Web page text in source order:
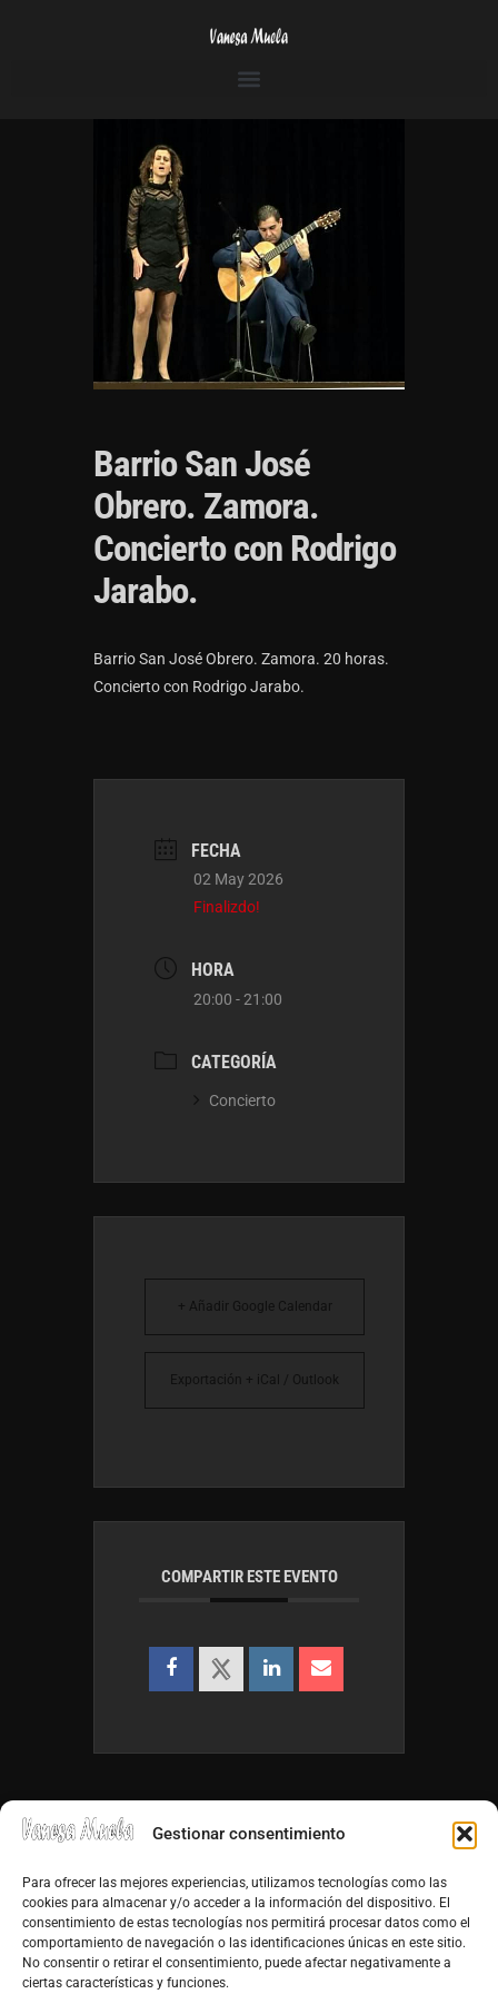
Gestionar consentimiento
Para ofrecer las mejores experiencias, utilizamos tecnologías como las
cookies para almacenar y/o acceder a la información del dispositivo. El
consentimiento de estas tecnologías nos permitirá procesar datos como el
comportamiento de navegación o las identificaciones únicas en este sitio.
No consentir o retirar el consentimiento, puede afectar negativamente a
ciertas características y funciones.
Barrio San José
Obrero. Zamora.
Concierto con Rodrigo
Jarabo.
Barrio San José Obrero. Zamora. 20 horas.
Concierto con Rodrigo Jarabo.
FECHA
02 May 2026
Finalizdo!
HORA
20:00 - 21:00
CATEGORÍA
Concierto
+ Añadir Google Calendar
Exportación + iCal / Outlook
COMPARTIR ESTE EVENTO
info@vanesamuela.es
Tfno. 659 813 899